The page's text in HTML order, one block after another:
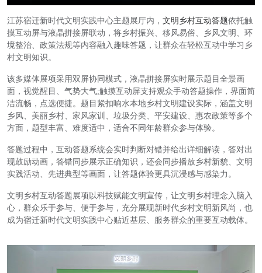
江苏宿迁新时代文明实践中心主题展厅内， 文明乡村互动答题依托触
摸互动屏与液晶拼接屏联动，将乡村振兴、移风易俗、乡风文明、环
境整治、政策法规等内容融入趣味答题，让群众在轻松互动中学习乡
村文明知识。
该多媒体展项采用双屏协同模式，液晶拼接屏实时展示题目全景画
面，视觉醒目、气势大气;触摸互动屏支持观众手动答题操作，界面简
洁流畅，点选便捷。题目紧扣响水本地乡村文明建设实际，涵盖文明
乡风、美丽乡村、家风家训、垃圾分类、平安建设、惠农政策等多个
方面，题型丰富、难度适中，适合不同年龄群众参与体验。
答题过程中，互动答题系统会实时判断对错并给出详细解读，答对出
现鼓励动画，答错同步展示正确知识，还会同步播放乡村新貌、文明
实践活动、先进典型等画面，让答题体验更具沉浸感与感染力。
文明乡村互动答题展项以科技赋能文明宣传，让文明乡村理念入脑入
心，群众乐于参与、便于参与，充分展现新时代乡村文明新风尚，也
成为宿迁新时代文明实践中心贴近基层、服务群众的重要互动载体。